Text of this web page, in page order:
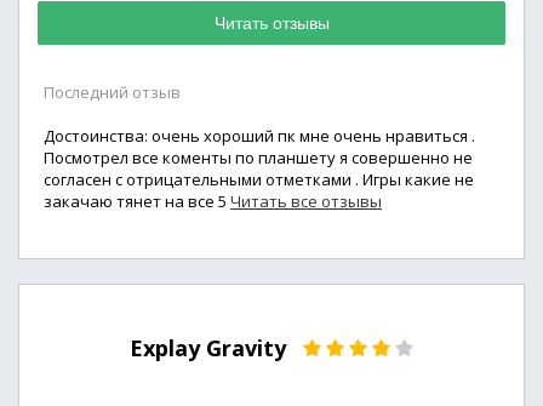
Читать отзывы
Последний отзыв
Достоинства: очень хороший пк мне очень нравиться .
Посмотрел все коменты по планшету я совершенно не
согласен с отрицательными отметками . Игры какие не
закачаю тянет на все 5 Читать все отзывы
Explay Gravity